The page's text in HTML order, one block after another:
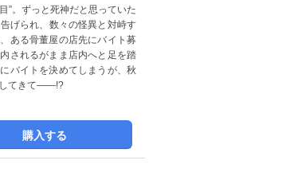
”。ずっと死神だと思っていた
げられ、数々の怪異と対峙す
ある骨董屋の店先にバイト募
されるがまま店内へと足を踏
バイトを決めてしまうが、秋
してきて――!?
購入する